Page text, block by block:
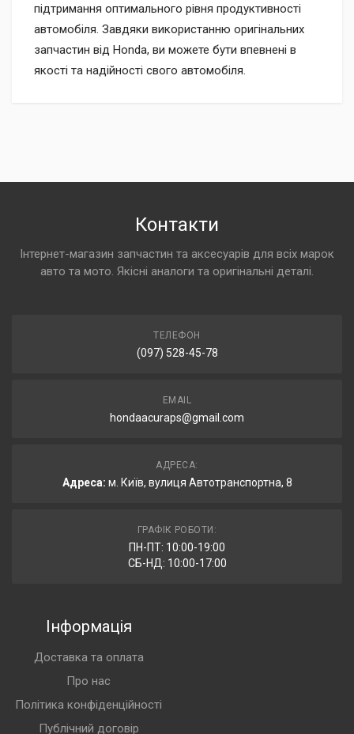
підтримання оптимального рівня продуктивності
автомобіля. Завдяки використанню оригінальних
запчастин від Honda, ви можете бути впевнені в
якості та надійності свого автомобіля.
Контакти
Інтернет-магазин запчастин та аксесуарів для всіх марок
авто та мото. Якісні аналоги та оригінальні деталі.
ТЕЛЕФОН
(097) 528-45-78
EMAIL
hondaacuraps@gmail.com
АДРЕСА:
Адреса: м. Київ, вулиця Автотранспортна, 8
ГРАФІК РОБОТИ:
ПН-ПТ: 10:00-19:00
СБ-НД: 10:00-17:00
Інформація
Доставка та оплата
Про нас
Політика конфіденційності
Публічний договір